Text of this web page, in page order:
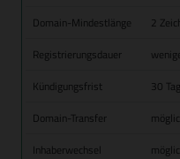
Domain-Mindestlänge
2
Registrierungsdauer
Kündigungsfrist
30
Domain-Transfer
Inhaberwechsel